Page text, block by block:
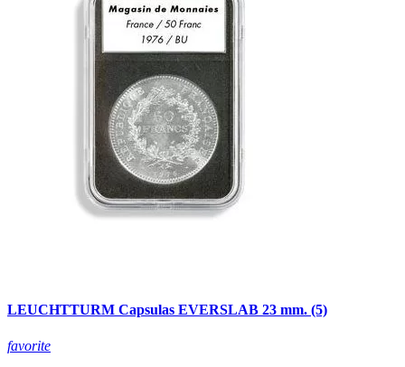
LEUCHTTURM Capsulas EVERSLAB 23 mm. (5)
favorite